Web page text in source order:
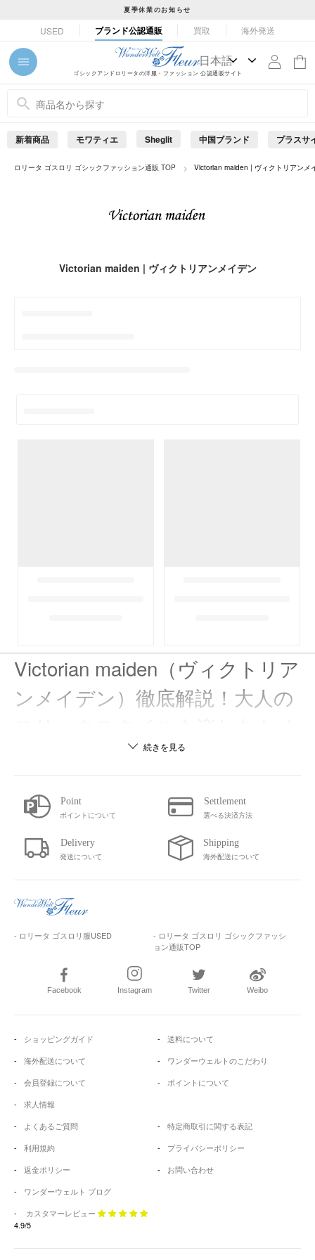
ン
ツ
ラ
イ
ド
止
め
夏季休業のお知らせ
USED ブランド公認通販 買取 海外発送
ゴシックアンドロリータの洋服・ファッション 公認通販サイト
新着商品 モワティエ Sheglit 中国ブランド プラスサ
ロリータ ゴスロリ ゴシックファッション通販 TOP Victorian maiden | ヴィクトリアンメ
Victorian maiden | ヴィクトリアンメイデン
Victorian maiden（ヴィクトリア
ンメイデン）徹底解説！大人の
の基本ガイド
Victorian maiden（ヴィクトリアンメイデン）は、クラシカルロリィタの世界を語るうえで
タイルを実現したい方にとっては憧れの存在ともいえます。
この記事では、Victorian maidenを初めて知る方から、もう少し詳しい背景やアイテム情報
を押さえたい中級者の方まで幅広く役立つよう、ブランドの歴史や代表作、季節ごとの着
の魅力を存分に感じられるように解説していきますので、ぜひ最後まで読んでみてくださ
Victorian maiden（ヴィクトリア
ンメイデン）とは？
Victorian maiden（ヴィクトリアンメイデン）は1999年に誕生した日本のクラシカルロリ
の英国ヴィクトリア朝文化をイメージソースとしています。
クラシカルロリィタブランドの中でも特にエレガントかつ上品な雰囲気が特徴で、甘すぎ
クラシカルロリィタというジャンルを切り拓いた、いわば“登竜門的”な存在といえるでしょ
う。ほかのロリィタブランドが愛らしさやポップ感を重視する傾向があるのに対し、
Victorian maidenは重厚感やクラシカルな美意識を大切にした大人っぽいテイストを得意と
Victorian maiden（ヴィクトリア
ンメイデン）の代表アイテム・
シリーズ
リィタの定番として長年愛されてきました。たとえば「クラシカルドールドレス」はブラ
がりすぎない控えめなAラインなど、上品でクラシカルなシルエットが魅力です。
が使われ、華やかながらも落ち着いた色使いで大人の女性が着こなしやすいデザインに仕
り、状態の良いアイテムは人気が集中してすぐに売り切れてしまうこともしばしば。
リーズからチェックするのがおすすめです。
Victorian maiden（ヴィクトリア
ンメイデン）季節ごとの選び方
続きを見る
ポイントについて 選べる決済方法
発送について 海外配送について
- ロリータ ゴスロリ服USED
- ロリータ ゴスロリ ゴシックファッシ
ョン通販TOP
Facebook Instagram Twitter Weibo
ショッピングガイド
送料について
海外配送について
ワンダーウェルトのこだわり
会員登録について
ポイントについて
求人情報
よくあるご質問
特定商取引に関する表記
利用規約
プライバシーポリシー
返金ポリシー
お問い合わせ
ワンダーウェルト ブログ
カスタマーレビュー
4.9/5